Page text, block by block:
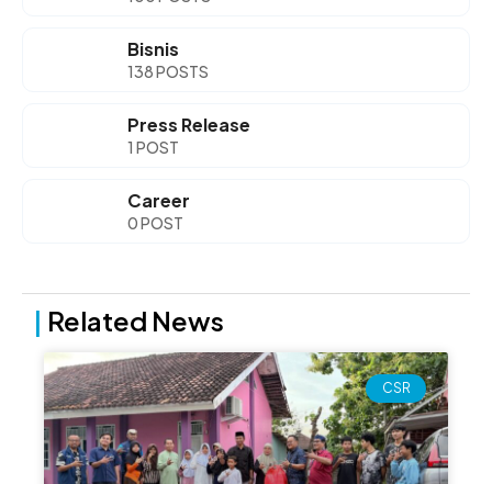
Bisnis
138 POSTS
Press Release
1 POST
Career
0 POST
| Related News
CSR
PagePagePage Page